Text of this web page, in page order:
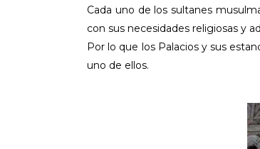
Cada uno de los sultanes
con sus necesidades religiosas y
Por lo que los Palacios y sus
uno de ellos.